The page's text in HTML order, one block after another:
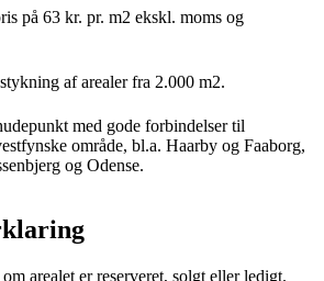
på 63 kr. pr. m2 ekskl. moms og
af arealer fra 2.000 m2.
med gode forbindelser til
område, bl.a. Haarby og Faaborg,
og Odense.
arealet er reserveret, solgt eller ledigt.